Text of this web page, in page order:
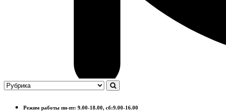
Режим работы пн-пт: 9.00-18.00, сб:9.00-16.00